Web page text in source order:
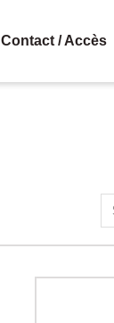
Contact / Accès